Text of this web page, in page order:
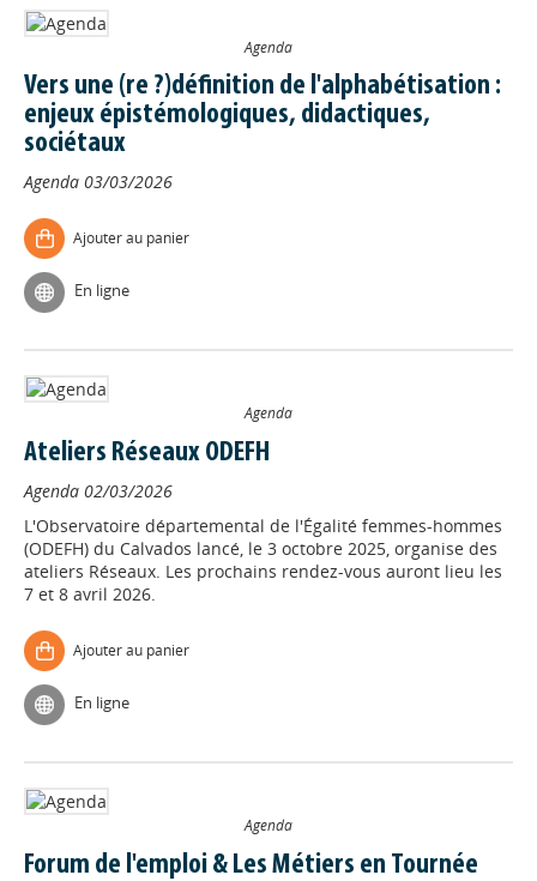
Agenda
Vers une (re ?)définition de l'alphabétisation :
enjeux épistémologiques, didactiques,
sociétaux
Agenda 03/03/2026
Ajouter au panier
En ligne
Agenda
Ateliers Réseaux ODEFH
Agenda 02/03/2026
L'Observatoire départemental de l'Égalité femmes-hommes
(ODEFH) du Calvados lancé, le 3 octobre 2025, organise des
ateliers Réseaux. Les prochains rendez-vous auront lieu les
7 et 8 avril 2026.
Ajouter au panier
En ligne
Agenda
Forum de l'emploi & Les Métiers en Tournée